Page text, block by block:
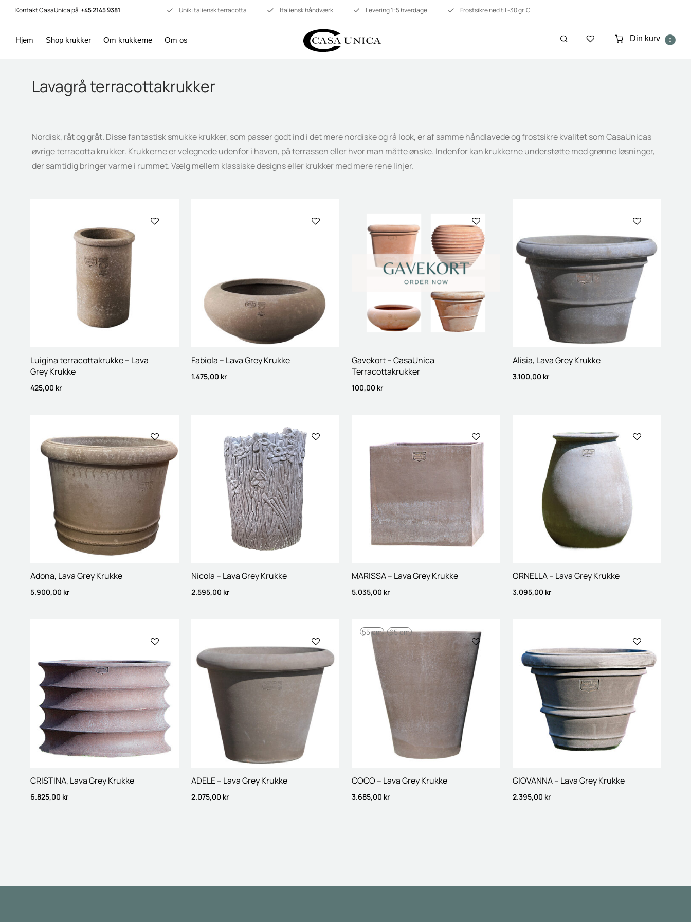
Kontakt CasaUnica på +45 2145 9381 Unik italiensk terracotta Italiensk håndværk Levering 1-5 hverdage Frostsikre ned til -30 gr. C
Hjem Shop krukker Om krukkerne Om os 0
Lavagrå terracottakrukker
Nordisk, råt og gråt. Disse fantastisk smukke krukker, som passer godt ind i det mere nordiske og rå look, er af samme håndlavede og frostsikre kvalitet som CasaUnicas
øvrige terracotta krukker. Krukkerne er velegnede udenfor i haven, på terrassen eller hvor man måtte ønske. Indenfor kan krukkerne understøtte med grønne løsninger,
der samtidig bringer varme i rummet. Vælg mellem klassiske designs eller krukker med mere rene linjer.
Luigina terracottakrukke – Lava
Grey Krukke
425,00 kr
Fabiola – Lava Grey Krukke
1.475,00 kr
Gavekort – CasaUnica
Terracottakrukker
100,00 kr
Alisia, Lava Grey Krukke
3.100,00 kr
Adona, Lava Grey Krukke
5.900,00 kr
Nicola – Lava Grey Krukke
2.595,00 kr
MARISSA – Lava Grey Krukke
5.035,00 kr
ORNELLA – Lava Grey Krukke
3.095,00 kr
CRISTINA, Lava Grey Krukke
6.825,00 kr
ADELE – Lava Grey Krukke
2.075,00 kr
55 cm 65 cm
COCO – Lava Grey Krukke
3.685,00 kr
GIOVANNA – Lava Grey Krukke
2.395,00 kr